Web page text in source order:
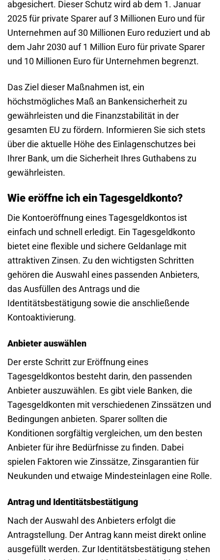
abgesichert. Dieser Schutz wird ab dem 1. Januar
2025 für private Sparer auf 3 Millionen Euro und für
Unternehmen auf 30 Millionen Euro reduziert und ab
dem Jahr 2030 auf 1 Million Euro für private Sparer
und 10 Millionen Euro für Unternehmen begrenzt.
Das Ziel dieser Maßnahmen ist, ein
höchstmögliches Maß an Bankensicherheit zu
gewährleisten und die Finanzstabilität in der
gesamten EU zu fördern. Informieren Sie sich stets
über die aktuelle Höhe des Einlagenschutzes bei
Ihrer Bank, um die Sicherheit Ihres Guthabens zu
gewährleisten.
Wie eröffne ich ein Tagesgeldkonto?
Die Kontoeröffnung eines Tagesgeldkontos ist
einfach und schnell erledigt. Ein Tagesgeldkonto
bietet eine flexible und sichere Geldanlage mit
attraktiven Zinsen. Zu den wichtigsten Schritten
gehören die Auswahl eines passenden Anbieters,
das Ausfüllen des Antrags und die
Identitätsbestätigung sowie die anschließende
Kontoaktivierung.
Anbieter auswählen
Der erste Schritt zur Eröffnung eines
Tagesgeldkontos besteht darin, den passenden
Anbieter auszuwählen. Es gibt viele Banken, die
Tagesgeldkonten mit verschiedenen Zinssätzen und
Bedingungen anbieten. Sparer sollten die
Konditionen sorgfältig vergleichen, um den besten
Anbieter für ihre Bedürfnisse zu finden. Dabei
spielen Faktoren wie Zinssätze, Zinsgarantien für
Neukunden und etwaige Mindesteinlagen eine Rolle.
Antrag und Identitätsbestätigung
Nach der Auswahl des Anbieters erfolgt die
Antragstellung. Der Antrag kann meist direkt online
ausgefüllt werden. Zur Identitätsbestätigung stehen